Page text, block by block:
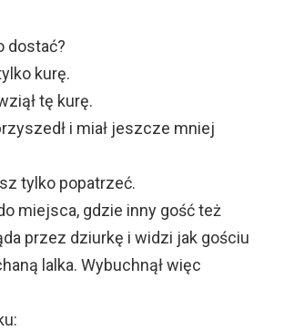
dostać?
kurę.
tę kurę.
i miał jeszcze mniej
tylko popatrzeć.
miejsca, gdzie inny gość też
przez dziurkę i widzi jak gościu
lalka. Wybuchnął więc